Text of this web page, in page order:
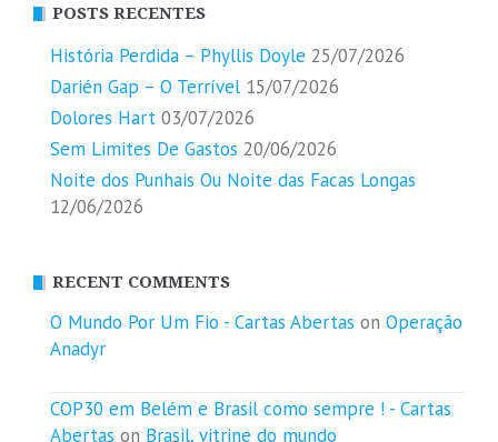
POSTS RECENTES
História Perdida – Phyllis Doyle 25/07/2026
Darién Gap – O Terrível 15/07/2026
Dolores Hart 03/07/2026
Sem Limites De Gastos 20/06/2026
Noite dos Punhais Ou Noite das Facas Longas
12/06/2026
RECENT COMMENTS
O Mundo Por Um Fio - Cartas Abertas on Operação
Anadyr
COP30 em Belém e Brasil como sempre ! - Cartas
Abertas on Brasil, vitrine do mundo